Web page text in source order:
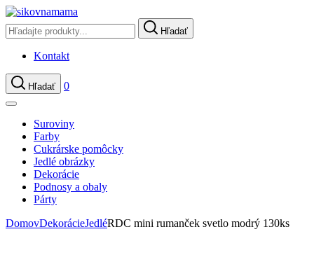
Hľadať
Kontakt
Hľadať 0
Suroviny
Farby
Cukrárske pomôcky
Jedlé obrázky
Dekorácie
Podnosy a obaly
Párty
DomovDekorácieJedléRDC mini rumanček svetlo modrý 130ks